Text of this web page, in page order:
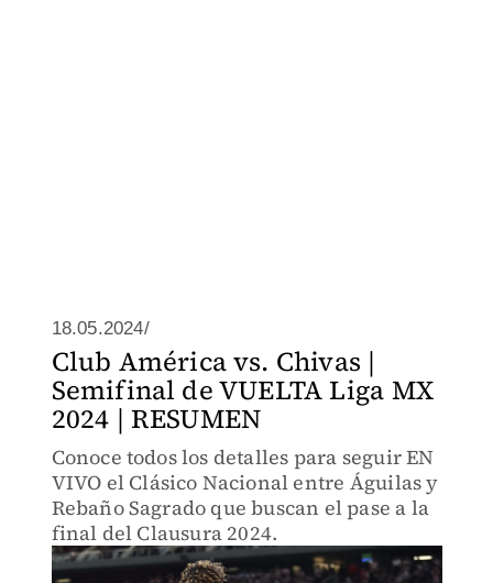
18.05.2024/
Club América vs. Chivas |
Semifinal de VUELTA Liga MX
2024 | RESUMEN
Conoce todos los detalles para seguir EN
VIVO el Clásico Nacional entre Águilas y
Rebaño Sagrado que buscan el pase a la
final del Clausura 2024.